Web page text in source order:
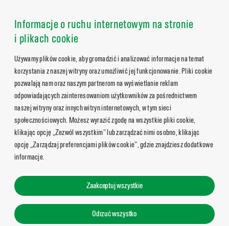
Informacje o ruchu internetowym na stronie
i plikach cookie
Używamy plików cookie, aby gromadzić i analizować informacje na temat
korzystania z naszej witryny oraz umożliwić jej funkcjonowanie. Pliki cookie
pozwalają nam oraz naszym partnerom na wyświetlanie reklam
odpowiadających zainteresowaniom użytkowników za pośrednictwem
naszej witryny oraz innych witryn internetowych, w tym sieci
społecznościowych. Możesz wyrazić zgodę na wszystkie pliki cookie,
klikając opcję „Zezwól wszystkim” lub zarządzać nimi osobno, klikając
opcję „Zarządzaj preferencjami plików cookie”, gdzie znajdziesz dodatkowe
informacje.
Zaakceptuj wszystkie
Odrzuć wszystko